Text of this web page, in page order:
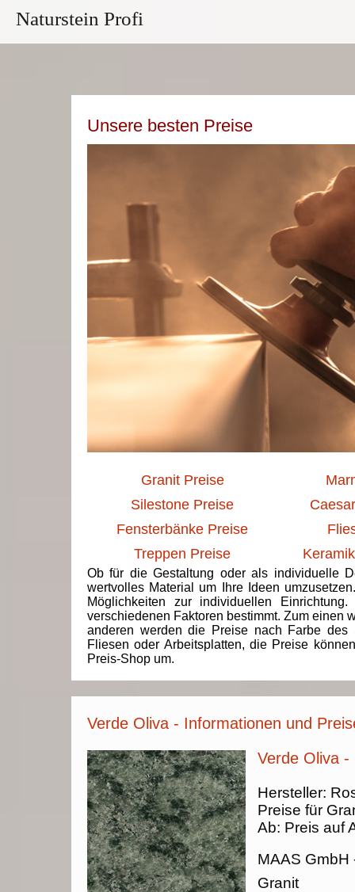
Naturstein Profi
Unsere besten Preise
Granit Preise
Silestone Preise
Fensterbänke Preise
Treppen Preise
Ob für die Gestaltung oder als individuelle
wertvolles Material um Ihre Ideen
Möglichkeiten zur individuellen
verschiedenen Faktoren bestimmt. Zum einen
anderen werden die Preise nach Farbe des
Fliesen oder Arbeitsplatten, die Preise
Preis-Shop um.
Verde Oliva - Informationen und
Verde Oliva -
Hersteller:
Preise für
Ab: Preis auf
MAAS GmbH
Granit